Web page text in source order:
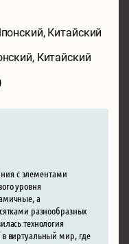
Китайский
Китайский
с элементами
уровня
а
разнообразных
технология
виртуальный мир, где